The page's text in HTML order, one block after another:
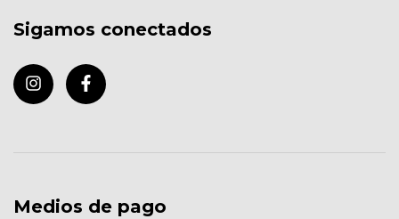
Sigamos conectados
Medios de pago